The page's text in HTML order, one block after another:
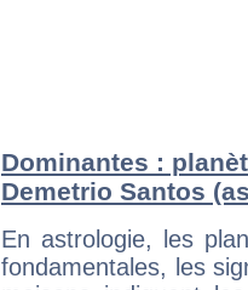
Dominantes :
Demetrio Santos
En astrologie, les
fondamentales, les